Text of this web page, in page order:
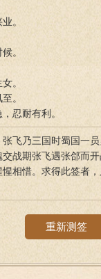
。
。
。
。
忍耐有利。
张飞乃三国时蜀国一
战期张飞遇张郃而
相惜。求得此签者
重新测签